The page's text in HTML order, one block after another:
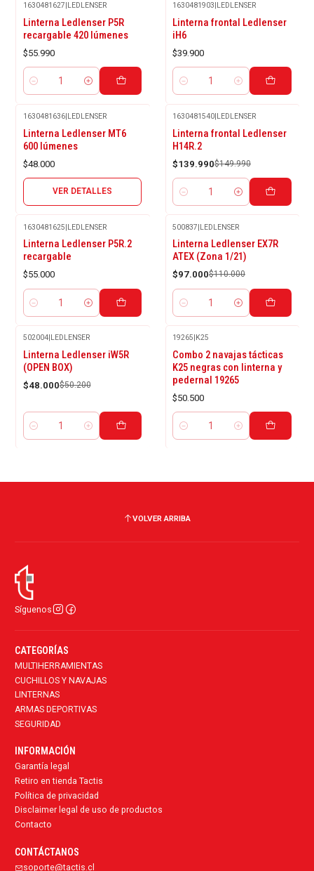
1630481627 LEDLENSER
Linterna Ledlenser P5R
recargable 420 lúmenes
$55.990
Cantidad
1630481903 LEDLENSER
Linterna frontal Ledlenser
iH6
$39.900
Cantidad
1630481636|LEDLENSER
Linterna Ledlenser MT6
600 lúmenes
$48.000
VER DETALLES
-7%
OFF
1630481540|LEDLENSER
Linterna frontal Ledlenser
H14R.2
$139.990$149.990
Cantidad
1630481625|LEDLENSER
Linterna Ledlenser P5R.2
recargable
$55.000
Cantidad
-12%
OFF
500837|LEDLENSER
Linterna Ledlenser EX7R
ATEX (Zona 1/21)
$97.000$110.000
Cantidad
-4%
OFF
502004| LEDLENSER
Linterna Ledlenser iW5R
(OPEN BOX)
$48.000$50.200
Cantidad
19265 K25
Combo 2 navajas tácticas
K25 negras con linterna y
pedernal 19265
$50.500
Cantidad
VOLVER ARRIBA
Síguenos
CATEGORÍAS
MULTIHERRAMIENTAS
CUCHILLOS Y NAVAJAS
LINTERNAS
ARMAS DEPORTIVAS
SEGURIDAD
INFORMACIÓN
Garantía legal
Retiro en tienda Tactis
Política de privacidad
Disclaimer legal de uso de productos
Contacto
CONTÁCTANOS
soporte@tactis.cl